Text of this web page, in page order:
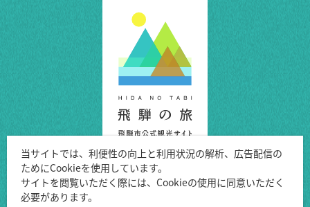
Copyright ©Hida City.
当サイトでは、利便性の向上と利用状況の解析、広告配信の
ためにCookieを使用しています。
サイトを閲覧いただく際には、Cookieの使用に同意いただく
必要があります。